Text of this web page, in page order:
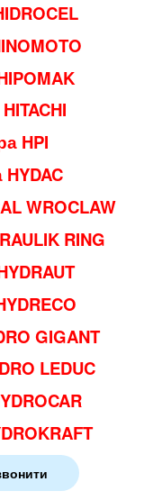
HPI
WROCLAW
RING
GIGANT
LEDUC